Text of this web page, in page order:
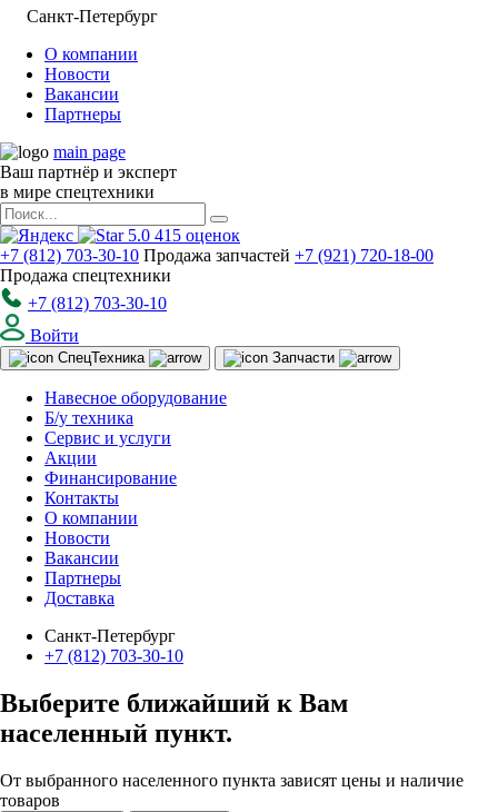
Санкт-Петербург
О компании
Новости
Вакансии
Партнеры
main page
Ваш партнёр и эксперт
в мире спецтехники
5.0 415 оценок
+7 (812) 703-30-10 Продажа запчастей +7 (921) 720-18-00
Продажа спецтехники
+7 (812) 703-30-10
Войти
СпецТехника Запчасти
Навесное оборудование
Б/у техника
Сервис и услуги
Акции
Финансирование
Контакты
О компании
Новости
Вакансии
Партнеры
Доставка
Санкт-Петербург
+7 (812) 703-30-10
Выберите ближайший к Вам
населенный пункт.
От выбранного населенного пункта зависят цены и наличие
товаров